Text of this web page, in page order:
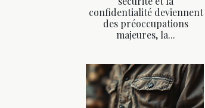
confidentialité deviennent
des préoccupations
majeures, la...